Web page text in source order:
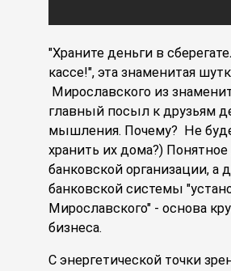
"Храните деньги в
кассе!", эта знаменитая
Мирославского из
главный посыл к друзьям
мышления. Почему? Не
хранить их дома?)
банковской организации, а
банковской системы
Мирославского" - основа
бизнеса.
С энергетической точки